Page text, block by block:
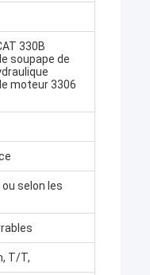
330B
soupape de
moteur 3306
selon les
T/T,